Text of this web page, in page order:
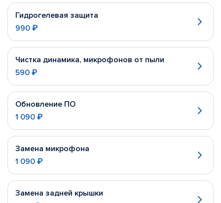
Гидрогелевая защита
990 ₽
Чистка динамика, микрофонов от пыли
590 ₽
Обновление ПО
1 090 ₽
Замена микрофона
1 090 ₽
Замена задней крышки